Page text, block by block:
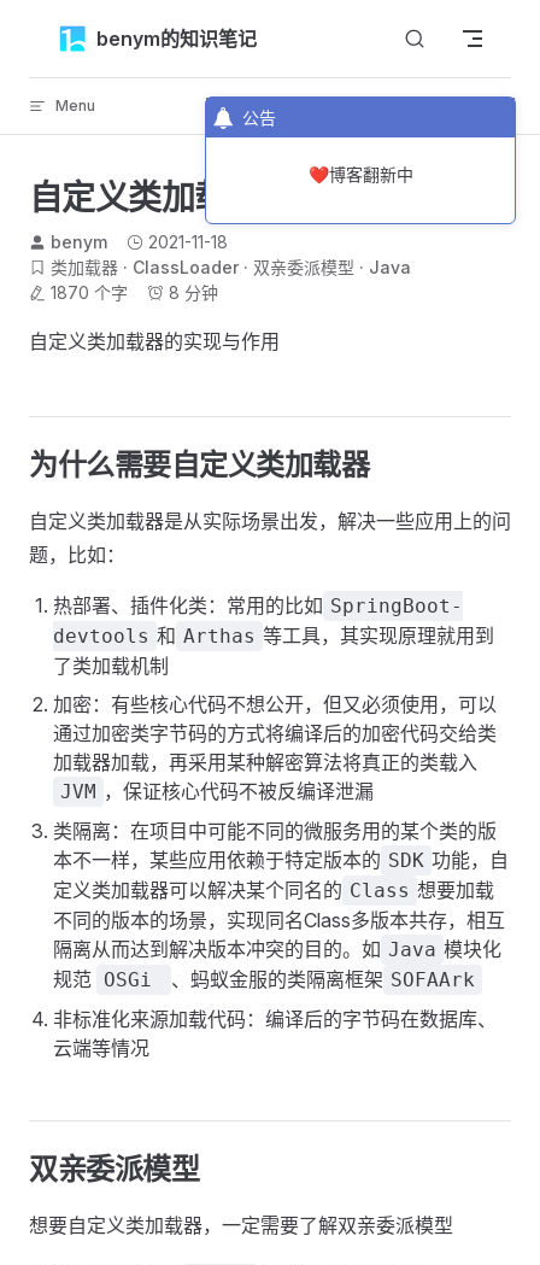
公告
❤️博客翻新中
Skip to contentbenym的知识笔记
Menu 返回顶部
自定义类加载器
benym
2021-11-18
类加载器
ClassLoader 双亲委派模型
Java
1870 个字
8 分钟
自定义类加载器的实现与作用
为什么需要自定义类加载器
自定义类加载器是从实际场景出发，解决一些应用上的问
题，比如：
热部署、插件化类：常用的比如 SpringBoot-
devtools 和 Arthas 等工具，其实现原理就用到
了类加载机制
加密：有些核心代码不想公开，但又必须使用，可以
通过加密类字节码的方式将编译后的加密代码交给类
加载器加载，再采用某种解密算法将真正的类载入
JVM ，保证核心代码不被反编译泄漏
类隔离：在项目中可能不同的微服务用的某个类的版
本不一样，某些应用依赖于特定版本的 SDK 功能，自
定义类加载器可以解决某个同名的 Class 想要加载
不同的版本的场景，实现同名Class多版本共存，相互
隔离从而达到解决版本冲突的目的。如 Java 模块化
规范 OSGi 、蚂蚁金服的类隔离框架 SOFAArk
非标准化来源加载代码：编译后的字节码在数据库、
云端等情况
双亲委派模型
想要自定义类加载器，一定需要了解双亲委派模型